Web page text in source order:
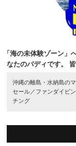
「海の未体験ゾーン」
なたのバディです。
沖縄の離島・水納島の
セール／ ファンダイビ
チング